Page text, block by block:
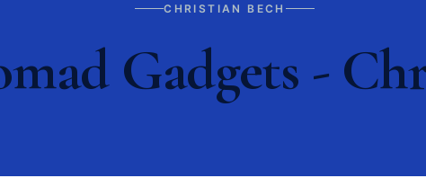
CHRISTIAN BECH
Gadgets -